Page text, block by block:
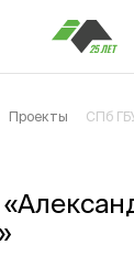
Проекты СПб